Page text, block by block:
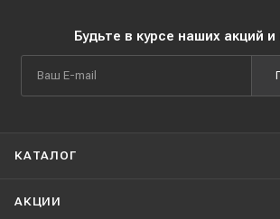
Будьте в курсе наших акций
КАТАЛОГ
АКЦИИ